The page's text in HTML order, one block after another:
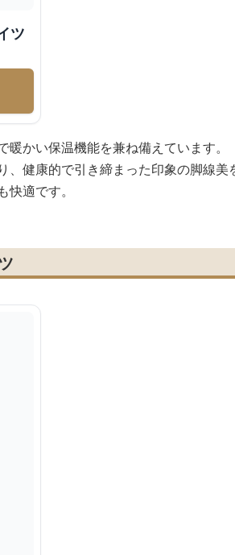
ツ
かい保温機能を兼ね備えています。
健康的で引き締まった印象の脚線美
適です。